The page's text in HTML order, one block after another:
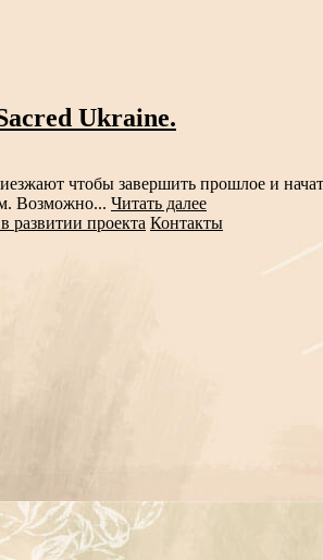
Ukraine.
чтобы завершить прошлое и
Возможно... Читать далее
развитии проекта Контакты